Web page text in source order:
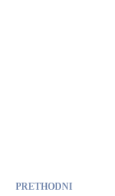
PRETHODNI